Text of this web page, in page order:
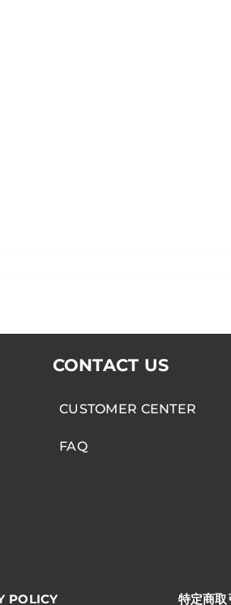
CONTACT US
CUSTOMER CENTER
FAQ
POLICY 特定商